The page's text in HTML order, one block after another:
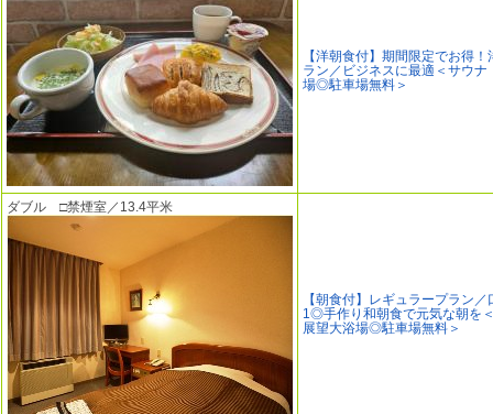
【洋朝食付】期間限定でお得
ラン／ビジネスに最適＜サウナ
場◎駐車場無料＞
ダブル □禁煙室／13.4平米
【朝食付】レギュラープラン
1◎手作り和朝食で元気な朝を
展望大浴場◎駐車場無料＞